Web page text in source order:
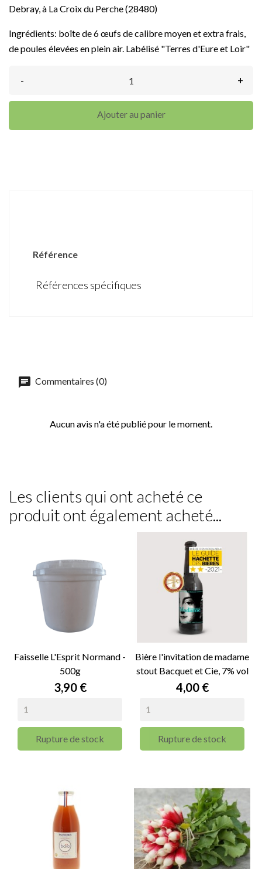
Debray, à La Croix du Perche (28480)
Ingrédients: boîte de 6 œufs de calibre moyen et extra frais,
de poules élevées en plein air. Labélisé "Terres d'Eure et Loir"
- +
Ajouter au panier
Référence
Références spécifiques
Commentaires (0)
Aucun avis n'a été publié pour le moment.
Les clients qui ont acheté ce
produit ont également acheté...
Faisselle L'Esprit Normand -
500g
Prix
3,90 €
Rupture de stock
Bière l'invitation de madame
stout Bacquet et Cie, 7% vol
- 33cl
Prix
4,00 €
Rupture de stock